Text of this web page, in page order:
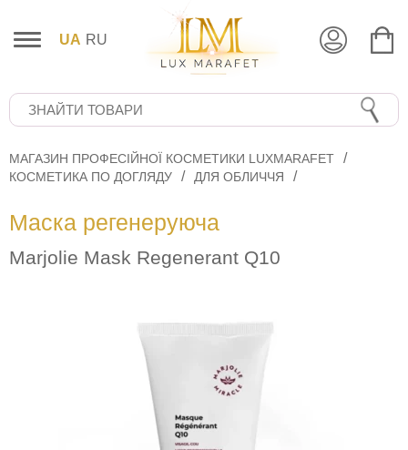
UA RU
МАГАЗИН ПРОФЕСІЙНОЇ КОСМЕТИКИ LUXMARAFET
КОСМЕТИКА ПО ДОГЛЯДУ
ДЛЯ ОБЛИЧЧЯ
Маска регенеруюча
Marjolie Mask Regenerant Q10